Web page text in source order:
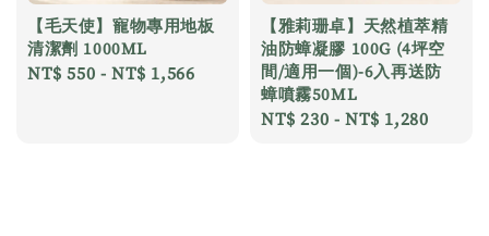
【毛天使】寵物專用地板
清潔劑 1000ML
Regular
NT$ 550 -NT$ 1,566
【雅莉珊卓】天然植萃精
油防蟑凝膠 100G (4坪空
間/適用一個)-6入再送防
蟑噴霧50ML
Regular
NT$ 230 -NT$ 1,280